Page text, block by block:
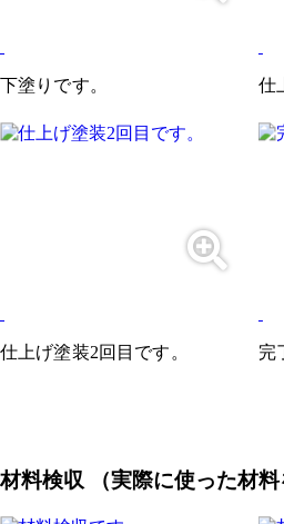
下塗りです。 仕
仕上げ塗装2回目です。 完
材料検収 （実際に使った材料